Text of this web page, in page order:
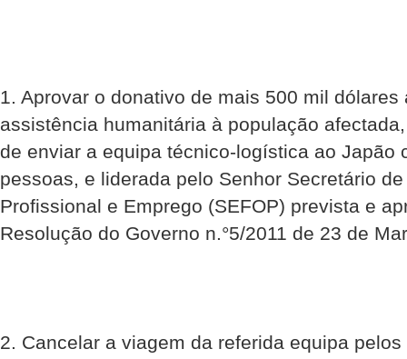
1. Aprovar o donativo de mais 500 mil
assistência humanitária à população
de enviar a equipa técnico-logística ao Japão
pessoas, e liderada pelo Senhor Secretário
Profissional e Emprego (SEFOP) prevista e
Resolução do Governo n.°5/2011 de 23 de
2. Cancelar a viagem da referida equipa